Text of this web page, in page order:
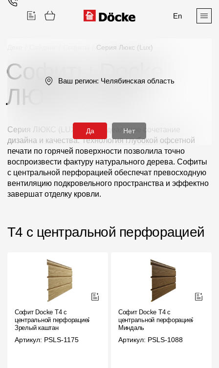
En
Поиск
Продукция
Фасадные материалы
Сайдинг
Комплектующие для фасадов
Пленки и мембраны
Мягкая кровля
Однослойная черепица
Серия Люкс (Lux)
Софиты Docke
ЛЮКС (LUX)
Серия ЛЮКС (LUX)— это идеальное сочетание
дизайна и качества. Технология глубокой офсетной
печати по горячей поверхности позволила точно
воспроизвести фактуру натурального дерева. Софиты
с центральной перфорацией обеспечат превосходную
вентиляцию подкровельного пространства и эффектно
завершат отделку кровли.
T4 с центральной перфорацией
Софит Docke T4 с
центральной перфорацией
Зрелый каштан
Артикул: PSLS-1175
Софит Docke T4 с
центральной перфорацией
Миндаль
Артикул: PSLS-1088
Ваш регион: Челябинская область
Да Нет